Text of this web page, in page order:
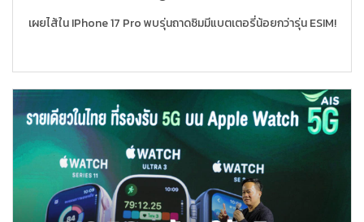
เผยไส้ใน IPhone 17 Pro พบรุ่นถาดซิมมีแบตเตอรี่น้อยกว่ารุ่น ESIM!